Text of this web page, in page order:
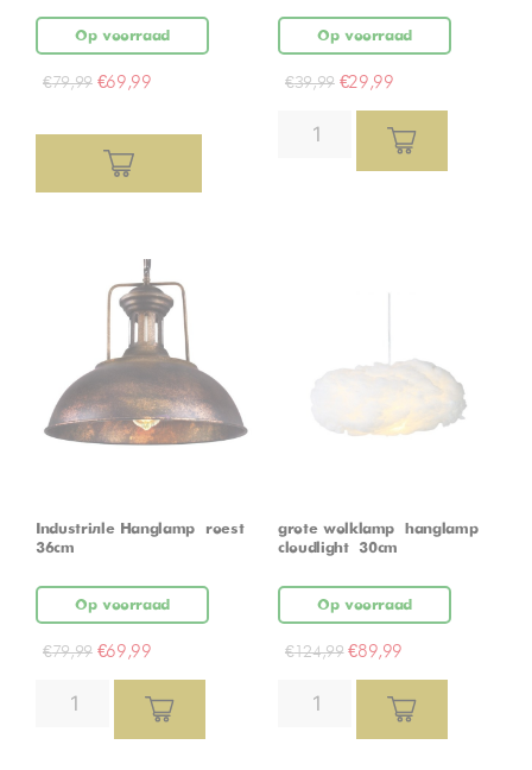
Op voorraad
€79,99 €69,99
Op voorraad
€39,99 €29,99
Industriële Hanglamp – roest –
36cm
Op voorraad
€79,99 €69,99
grote wolklamp – hanglamp –
cloudlight – 30cm
Op voorraad
€124,99 €89,99